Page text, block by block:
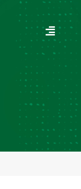
สล็อตออนไลน์https://